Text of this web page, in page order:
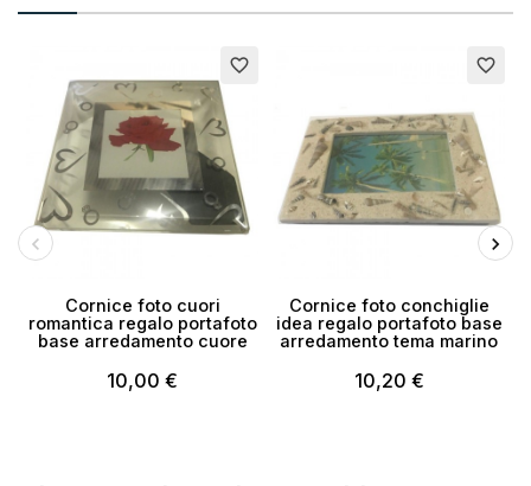
favorite_border
Cornice foto cuori
romantica regalo portafoto
base arredamento cuore
10,00 €
favorite_border
Cornice foto conchiglie
idea regalo portafoto base
arredamento tema marino
10,20 €